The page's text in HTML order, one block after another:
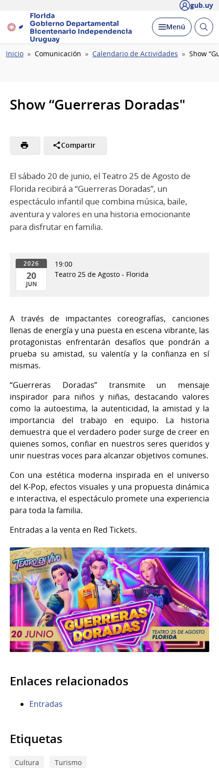
gub.uy
Florida
Gobierno Departamental
Bicentenario Independencia
Uruguay
Desplegar
Menú Abrir
Ruta
Inicio Comunicación Calendario de Actividades Show
Show “Guerreras Doradas"
Compartir
El sábado 20 de junio, el Teatro 25 de Agosto de
Florida recibirá a “Guerreras Doradas”, un
espectáculo infantil que combina música, baile,
aventura y valores en una historia emocionante
para disfrutar en familia.
2026
20
JUN
Jun
del
2026
19:00
Teatro 25 de Agosto - Florida
A través de impactantes coreografías, canciones
llenas de energía y una puesta en escena vibrante, las
protagonistas enfrentarán desafíos que pondrán a
prueba su amistad, su valentía y la confianza en sí
mismas.
“Guerreras Doradas” transmite un mensaje
inspirador para niños y niñas, destacando valores
como la autoestima, la autenticidad, la amistad y la
importancia del trabajo en equipo. La historia
demuestra que el verdadero poder surge de creer en
quienes somos, confiar en nuestros seres queridos y
unir nuestras voces para alcanzar objetivos comunes.
Con una estética moderna inspirada en el universo
del K-Pop, efectos visuales y una propuesta dinámica
e interactiva, el espectáculo promete una experiencia
para toda la familia.
Entradas a la venta en Red Tickets.
Enlaces relacionados
Entradas
Etiquetas
Cultura Turismo